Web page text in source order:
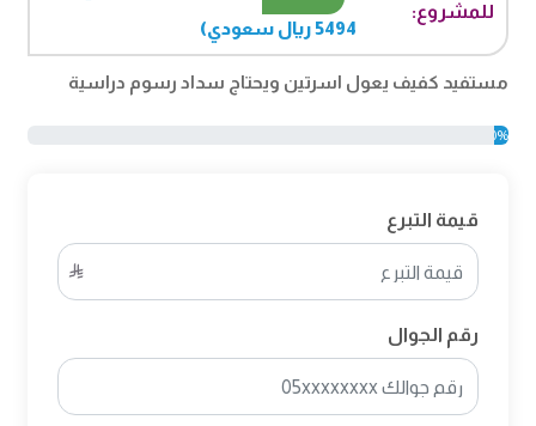
للمشروع:
5494 ريال سعودي)
مستفيد كفيف يعول اسرتين ويحتاج سداد رسوم دراسية
0%
قيمة التبرع
رقم الجوال